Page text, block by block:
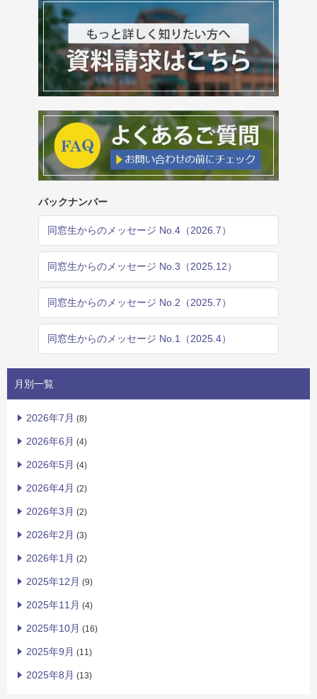
バックナンバー
同窓生からのメッセージ No.4（2026.7）
同窓生からのメッセージ No.3（2025.12）
同窓生からのメッセージ No.2（2025.7）
同窓生からのメッセージ No.1（2025.4）
月別一覧
2026年7月 (8)
2026年6月 (4)
2026年5月 (4)
2026年4月 (2)
2026年3月 (2)
2026年2月 (3)
2026年1月 (2)
2025年12月 (9)
2025年11月 (4)
2025年10月 (16)
2025年9月 (11)
2025年8月 (13)